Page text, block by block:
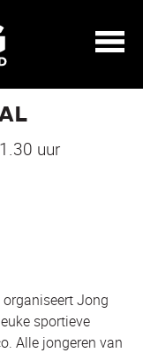
uur
Jong
sportieve
Alle jongeren van